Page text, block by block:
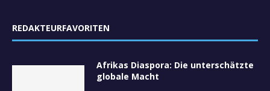
REDAKTEURFAVORITEN
Afrikas Diaspora: Die unterschätzte
globale Macht